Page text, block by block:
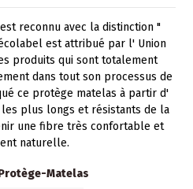
reconnu avec la distinction "
écolabel est attribué par l' Union
produits qui sont totalement
dans tout son processus de
ce protège matelas à partir d'
plus longs et résistants de la
une fibre très confortable et
naturelle.
Matelas